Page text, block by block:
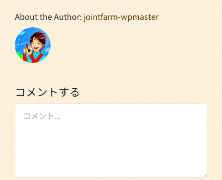
About the Author: jointfarm-wpmaster
コメントする